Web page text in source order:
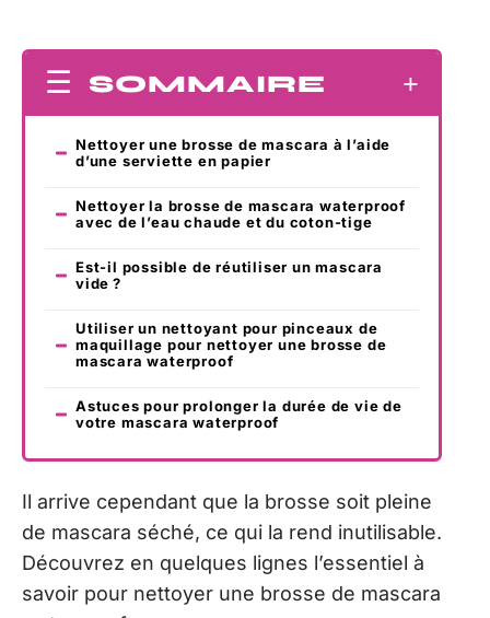
SOMMAIRE
Nettoyer une brosse de mascara à l’aide
d’une serviette en papier
Nettoyer la brosse de mascara waterproof
avec de l’eau chaude et du coton-tige
Est-il possible de réutiliser un mascara
vide ?
Utiliser un nettoyant pour pinceaux de
maquillage pour nettoyer une brosse de
mascara waterproof
Astuces pour prolonger la durée de vie de
votre mascara waterproof
Il arrive cependant que la brosse soit pleine
de mascara séché, ce qui la rend inutilisable.
Découvrez en quelques lignes l’essentiel à
savoir pour nettoyer une brosse de mascara